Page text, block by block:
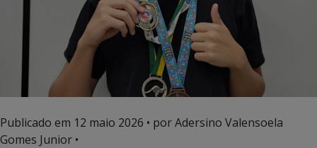
Publicado em 12 maio 2026 • por Adersino Valensoela
Gomes Junior •